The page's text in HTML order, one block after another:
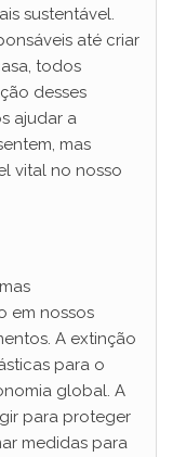
sustentável.
até criar
todos
desses
ajudar a
mas
vital no nosso
em nossos
A extinção
para o
global. A
para proteger
medidas para